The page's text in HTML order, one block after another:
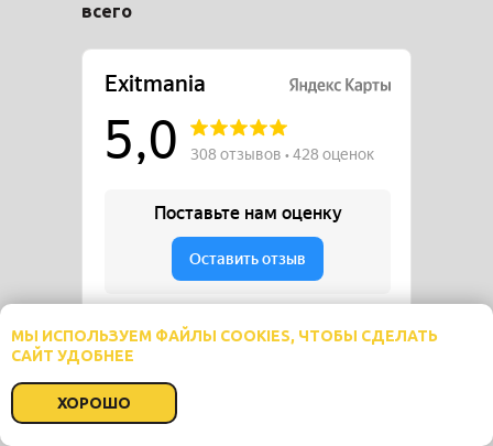
всего
МЫ ИСПОЛЬЗУЕМ ФАЙЛЫ COOKIES, ЧТОБЫ СДЕЛАТЬ
САЙТ УДОБНЕЕ
ХОРОШО